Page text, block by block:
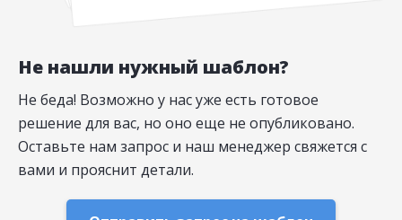
Не нашли нужный шаблон?
Не беда! Возможно у нас уже есть готовое
решение для вас, но оно еще не опубликовано.
Оставьте нам запрос и наш менеджер свяжется с
вами и прояснит детали.